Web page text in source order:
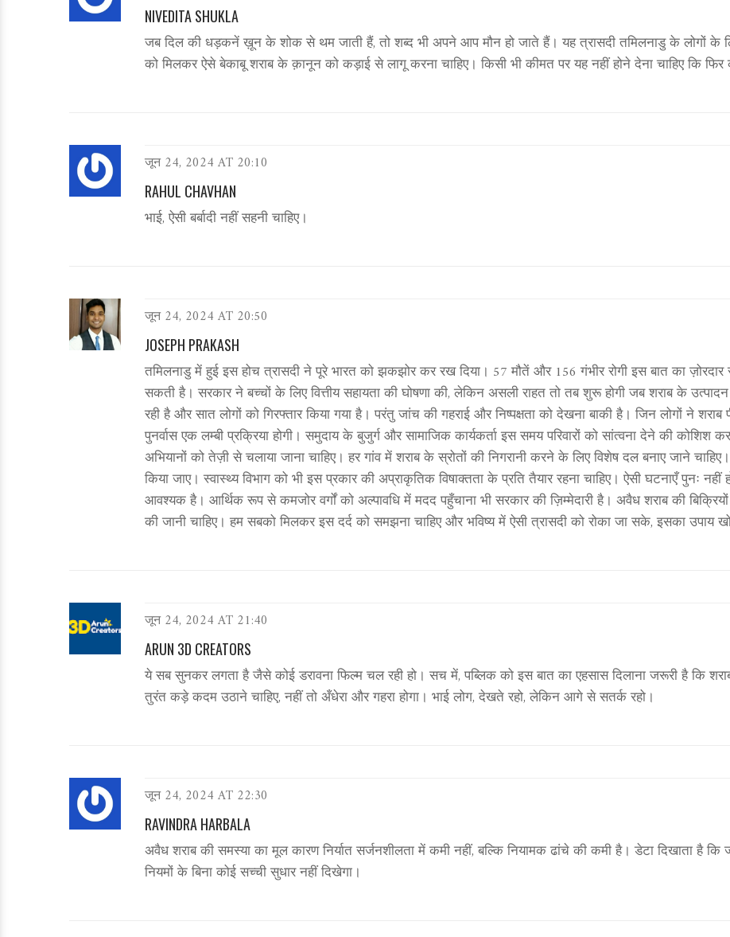
NIVEDITA SHUKLA
जब दिल की धड़कनें ख़ून के शोक से थम जाती हैं, तो शब्द भी अपने आप मौन हो जाते हैं। यह त्रासदी तमिलनाडु के लोगों के
को मिलकर ऐसे बेकाबू शराब के क़ानून को कड़ाई से लागू करना चाहिए। किसी भी कीमत पर यह नहीं होने देना चाहिए कि फिर
जून 24, 2024 AT 20:10
RAHUL CHAVHAN
भाई, ऐसी बर्बादी नहीं सहनी चाहिए।
जून 24, 2024 AT 20:50
JOSEPH PRAKASH
तमिलनाडु में हुई इस होच त्रासदी ने पूरे भारत को झकझोर कर रख दिया। 57 मौतें और 156 गंभीर रोगी इस बात का
सकती है। सरकार ने बच्चों के लिए वित्तीय सहायता की घोषणा की, लेकिन असली राहत तो तब शुरू होगी जब शराब के
रही है और सात लोगों को गिरफ्तार किया गया है। परंतु जांच की गहराई और निष्पक्षता को देखना बाकी है। जिन लोगों ने
पुनर्वास एक लम्बी प्रक्रिया होगी। समुदाय के बुजुर्ग और सामाजिक कार्यकर्ता इस समय परिवारों को सांत्वना देने की
अभियानों को तेज़ी से चलाया जाना चाहिए। हर गांव में शराब के स्रोतों की निगरानी करने के लिए विशेष दल बनाए जाने
किया जाए। स्वास्थ्य विभाग को भी इस प्रकार की अप्राकृतिक विषाक्तता के प्रति तैयार रहना चाहिए। ऐसी घटनाएँ पुनः
आवश्यक है। आर्थिक रूप से कमजोर वर्गों को अल्पावधि में मदद पहुँचाना भी सरकार की ज़िम्मेदारी है। अवैध शराब की
की जानी चाहिए। हम सबको मिलकर इस दर्द को समझना चाहिए और भविष्य में ऐसी त्रासदी को रोका जा सके, इसका उपाय
जून 24, 2024 AT 21:40
ARUN 3D CREATORS
ये सब सुनकर लगता है जैसे कोई डरावना फिल्म चल रही हो। सच में, पब्लिक को इस बात का एहसास दिलाना जरूरी है कि
तुरंत कड़े कदम उठाने चाहिए, नहीं तो अँधेरा और गहरा होगा। भाई लोग, देखते रहो, लेकिन आगे से सतर्क रहो।
जून 24, 2024 AT 22:30
RAVINDRA HARBALA
अवैध शराब की समस्या का मूल कारण निर्यात सर्जनशीलता में कमी नहीं, बल्कि नियामक ढांचे की कमी है। डेटा दिखाता है
नियमों के बिना कोई सच्ची सुधार नहीं दिखेगा।